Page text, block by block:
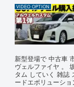
VIDEO OPTION
新型登場で 中古車
ヴェルファイヤ 。
タム していく 雑誌
ードエボリューシ